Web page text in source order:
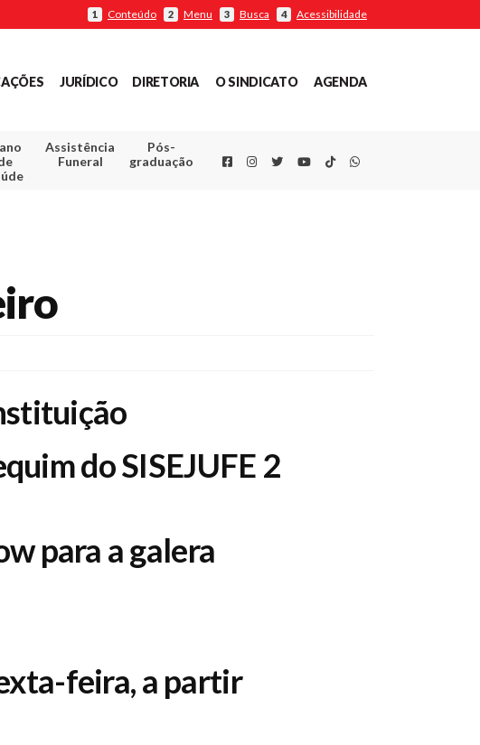
1 Conteúdo 2 Menu 3 Busca 4 Acessibilidade
JURÍDICO DIRETORIA O SINDICATO AGENDA
Assistência
Funeral
Pós-
graduação
FacebookInstagram
TwitterYoutube
TikTokWhatsapp
do SISEJUFE 2
para a galera
feira, a partir